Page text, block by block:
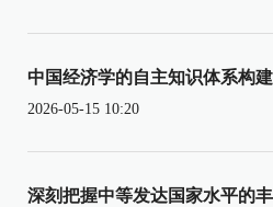
中国经济学的自主知识体系构
2026-05-15 10:20
深刻把握中等发达国家水平的